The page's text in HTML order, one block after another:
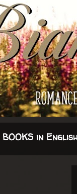
BOOKS in